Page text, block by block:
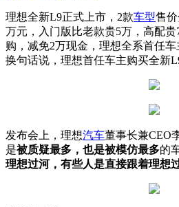
理想全新L9正式上市，2款车型售价
万元，入门版比老款贵5万，高配贵
购，减免2万现金，理想全系首任车
换句话说，理想首任车主购买全新
发布会上，理想汽车董事长兼CEO
是被质疑最多，也是被模仿最多的
理想过河，有些人是直接跟着理想